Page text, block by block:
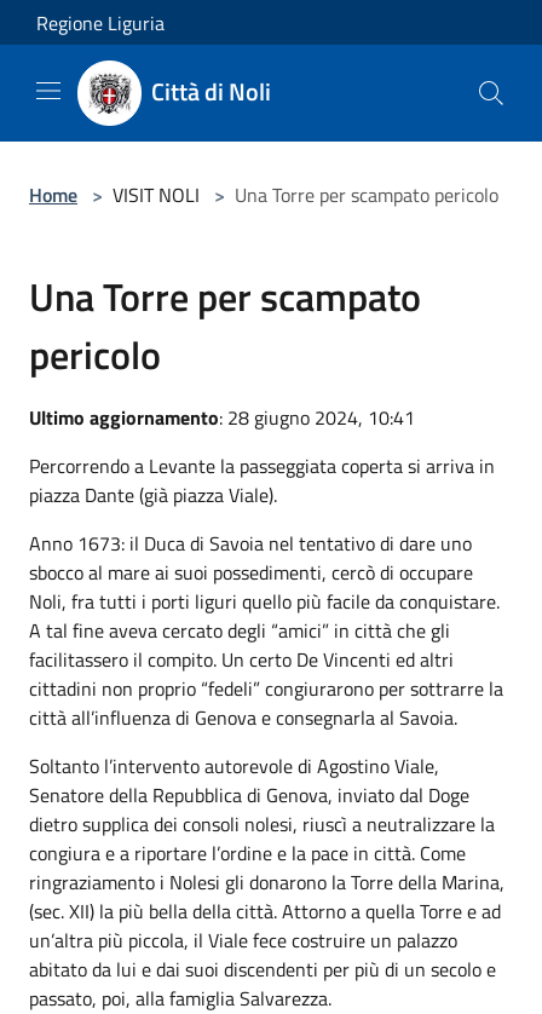
Salta al contenuto principale
Regione Liguria
Città di Noli
Home > VISIT NOLI > Una Torre per scampato pericolo
Una Torre per scampato
pericolo
Ultimo aggiornamento: 28 giugno 2024, 10:41
Percorrendo a Levante la passeggiata coperta si arriva in
piazza Dante (già piazza Viale).
Anno 1673: il Duca di Savoia nel tentativo di dare uno
sbocco al mare ai suoi possedimenti, cercò di occupare
Noli, fra tutti i porti liguri quello più facile da conquistare.
A tal fine aveva cercato degli “amici” in città che gli
facilitassero il compito. Un certo De Vincenti ed altri
cittadini non proprio “fedeli” congiurarono per sottrarre la
città all’influenza di Genova e consegnarla al Savoia.
Soltanto l’intervento autorevole di Agostino Viale,
Senatore della Repubblica di Genova, inviato dal Doge
dietro supplica dei consoli nolesi, riuscì a neutralizzare la
congiura e a riportare l’ordine e la pace in città. Come
ringraziamento i Nolesi gli donarono la Torre della Marina,
(sec. XII) la più bella della città. Attorno a quella Torre e ad
un’altra più piccola, il Viale fece costruire un palazzo
abitato da lui e dai suoi discendenti per più di un secolo e
passato, poi, alla famiglia Salvarezza.